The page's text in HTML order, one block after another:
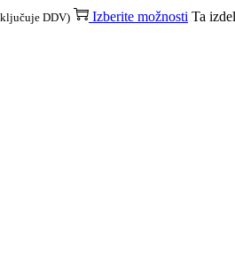
DDV) Izberite možnosti Ta